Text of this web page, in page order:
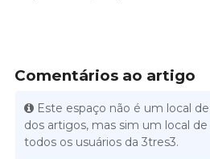
Comentários ao artigo
Este espaço não é um local
dos artigos, mas sim um local
todos os usuários da 3tres3.